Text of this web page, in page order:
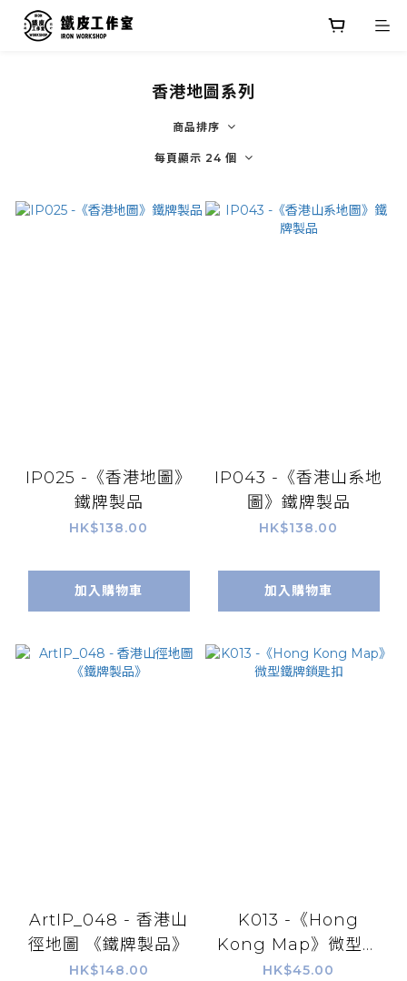
香港地圖系列
商品排序
每頁顯示 24 個
IP025 -《香港地圖》
鐵牌製品
HK$138.00
加入購物車
IP043 -《香港山系地
圖》鐵牌製品
HK$138.00
加入購物車
ArtIP_048 - 香港山
徑地圖 《鐵牌製品》
HK$148.00
K013 -《Hong
Kong Map》微型鐵
牌鎖匙扣
HK$45.00